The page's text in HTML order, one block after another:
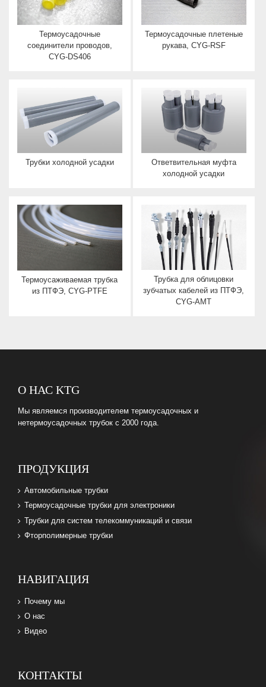
Термоусадочные
соединители проводов,
CYG-DS406
Термоусадочные плетеные
рукава, CYG-RSF
Трубки холодной усадки
Ответвительная муфта
холодной усадки
Термоусаживаемая трубка
из ПТФЭ, CYG-PTFE
Трубка для облицовки
зубчатых кабелей из ПТФЭ,
CYG-AMT
О НАС KTG
Мы являемся производителем термоусадочных и
нетермоусадочных трубок с 2000 года.
ПРОДУКЦИЯ
Автомобильные трубки
Термоусадочные трубки для электроники
Трубки для систем телекоммуникаций и связи
Фторполимерные трубки
НАВИГАЦИЯ
Почему мы
О нас
Видео
КОНТАКТЫ